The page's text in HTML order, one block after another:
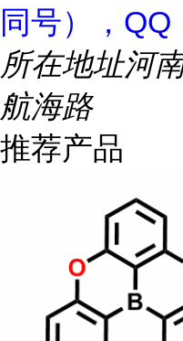
同号），
所在地址河
航海路
推荐产品